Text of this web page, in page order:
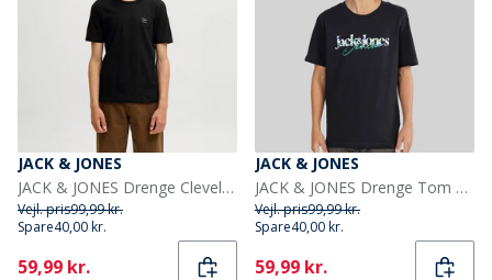
JACK & JONES
JACK & JONES Drenge Cleveland T-shirt Sort
Vejl. pris99,99 kr.
Spare40,00 kr.
Current
59,99 kr.
JACK & JONES
JACK & JONES Drenge Tom T-shirt Sort
Vejl. pris99,99 kr.
Spare40,00 kr.
Current
59,99 kr.